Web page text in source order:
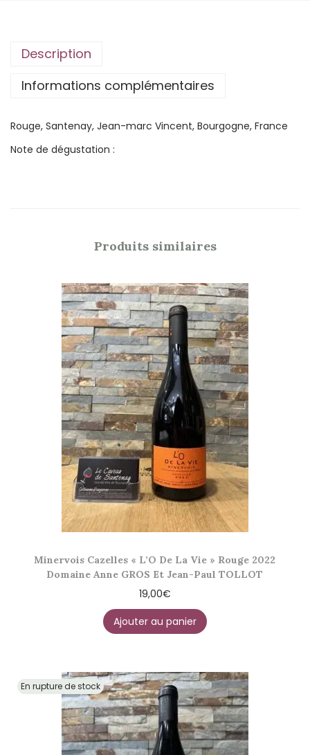
Description
Informations complémentaires
Rouge, Santenay, Jean-marc Vincent, Bourgogne, France
Note de dégustation :
Produits similaires
Minervois Cazelles « L’O De La Vie » Rouge 2022
Domaine Anne GROS Et Jean-Paul TOLLOT
19,00€
Ajouter au panier
En rupture de stock